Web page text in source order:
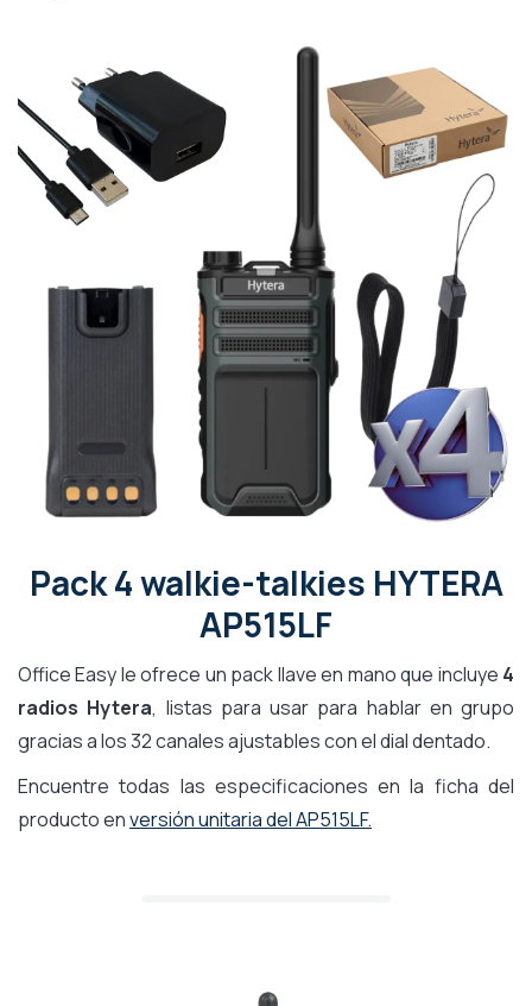
Pack 4 walkie-talkies HYTERA
AP515LF
Office Easy le ofrece un pack llave en mano que incluye 4
radios Hytera, listas para usar para hablar en grupo
gracias a los 32 canales ajustables con el dial dentado.
Encuentre todas las especificaciones en la ficha del
producto enversión unitaria del AP515LF.